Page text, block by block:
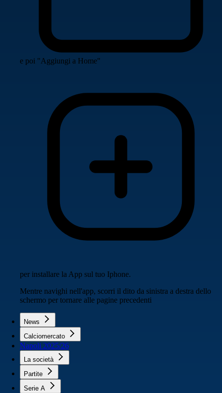
e poi "Aggiungi a Home"
per installare la App sul tuo Iphone.
Mentre navighi nell'app, scorri il dito da sinistra a destra dello
schermo per tornare alle pagine precedenti
News
Calciomercato
Napoli 2025/26
La società
Partite
Serie A